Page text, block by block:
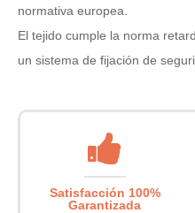
normativa europea.
El tejido cumple la norma
un sistema de fijación de
Satisfacción 100%
Garantizada